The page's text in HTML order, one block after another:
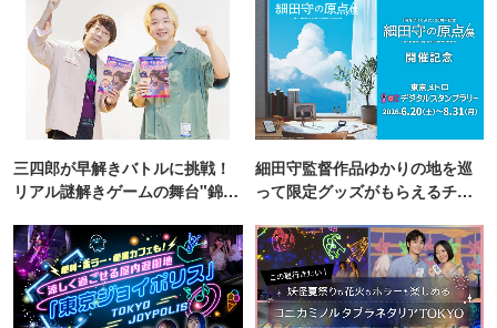
三四郎が早解きバトルに挑戦！
リアル謎解きゲームの舞台"錦糸
細田守監督作品ゆかりの地を巡
って限定グッズがもらえるチャ